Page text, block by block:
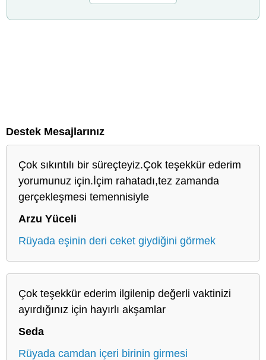
Destek Mesajlarınız
Çok sıkıntılı bir süreçteyiz.Çok teşekkür ederim
yorumunuz için.İçim rahatadı,tez zamanda
gerçekleşmesi temennisiyle
Arzu Yüceli
Rüyada eşinin deri ceket giydiğini görmek
Çok teşekkür ederim ilgilenip değerli vaktinizi
ayırdığınız için hayırlı akşamlar
Seda
Rüyada camdan içeri birinin girmesi